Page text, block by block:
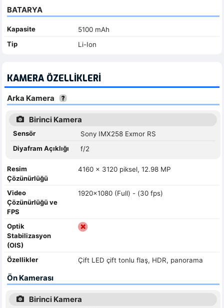
BATARYA
Kapasite
5100 mAh
Tip
Li-Ion
KAMERA ÖZELLIKLERI
Arka Kamera
Birinci Kamera
Sensör
Sony IMX258 Exmor RS
Diyafram Açıklığı
f/2
Resim
Çözünürlüğü
4160 x 3120 piksel, 12.98 MP
Video
Çözünürlüğü ve
FPS
1920x1080 (Full) - (30 fps)
Optik
Stabilizasyon
(OIS)
Özellikler
Çift LED çift tonlu flaş, HDR, panorama
Ön Kamerası
Birinci Kamera